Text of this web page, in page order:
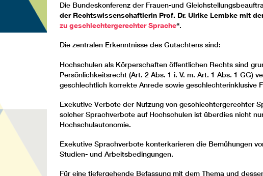
Die Bundeskonferenz der Frauen-und
der Rechtswissenschaftlerin Prof. Dr. Ulrike Lembke mit
zu geschlechtergerechter Sprache“.
Die zentralen Erkenntnisse des Gutachtens sind:
Hochschulen als Körperschaften öffentlichen Rechts sind
Persönlichkeitsrecht (Art. 2 Abs. 1 i. V. m. Art. 1 Abs. 1 GG)
geschlechtlich korrekte Anrede sowie geschlechterinklusive
Exekutive Verbote der Nutzung von geschlechtergerechter
solcher Sprachverbote auf Hochschulen ist überdies nicht
Hochschulautonomie.
Exekutive Sprachverbote konterkarieren die Bemühungen
Studien- und Arbeitsbedingungen.
Für eine tiefergehende Befassung mit dem Thema und